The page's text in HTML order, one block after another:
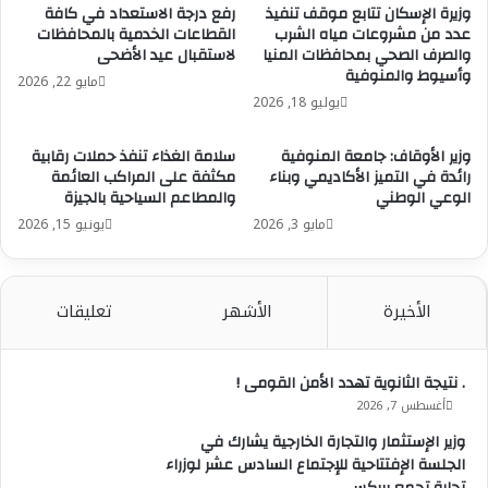
مشيرا إلى أن التكامل بين الوزارات الخمس يضمن تعظيم
الاستفادة من الموارد المتاحة وتحقيق أقصى عائد تنموي
للمواطن المصري. وأشار إلى أن وزارة الزراعة قامت بالفعل
بإجراء حصر شامل لكافة الأصول غير المستغلة والكيانات
التابعة للوزارة بمختلف المحافظات والقرى، والتي يمكن
الاستفادة منها وإعادة تشغيلها، لافتاً إلى أنه سيتم العمل
على تحويل هذه الأصول إلى كيانات إنتاجية ومراكز تصنيع
وتجميع فاعلة تخدم أهداف المبادرة وتوفر فرص عمل
مباشرة لأبناء الريف.
وأضاف وزير الزراعة أن المبادرة تركز بشكل أساسي على
قرية بناءً على نوعية محاصيلها وطبيعتها الجغرافية، مع
العمل بالتوازي على تمكين أبناء هذه القرى وصقل
مهاراتهم الفنية والحرفية، بما يسهم في تعظيم معدلات
الإنتاج، وخلق قيمة مضافة حقيقية للمنتجات الزراعية
والحيوانية ترفع من قيمتها السوقية وتؤهلها للمنافسة.
رفع درجة الاستعداد في كافة
القطاعات الخدمية بالمحافظات
لاستقبال عيد الأضحى
مايو 22, 2026
وزيرة الإسكان تتابع موقف تنفيذ
عدد من مشروعات مياه الشرب
والصرف الصحي بمحافظات المنيا
وأسيوط والمنوفية
يوليو 18, 2026
سلامة الغذاء تنفذ حملات رقابية
مكثفة على المراكب العائمة
والمطاعم السياحية بالجيزة
يونيو 15, 2026
وزير الأوقاف: جامعة المنوفية
رائدة في التميز الأكاديمي وبناء
الوعي الوطني
مايو 3, 2026
الأخيرة الأشهر تعليقات
. نتيجة الثانوية تهدد الأمن القومى !
أغسطس 7, 2026
وزير الإستثمار والتجارة الخارجية يشارك في
الجلسة الإفتتاحية للإجتماع السادس عشر لوزراء